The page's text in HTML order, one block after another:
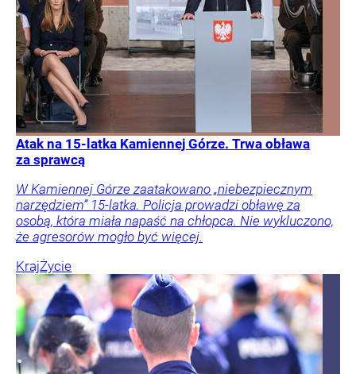
Atak na 15-latka Kamiennej Górze. Trwa obława
za sprawcą
W Kamiennej Górze zaatakowano „niebezpiecznym
narzędziem” 15-latka. Policja prowadzi obławę za
osobą, która miała napaść na chłopca. Nie wykluczono,
że agresorów mogło być więcej.
KrajŻycie